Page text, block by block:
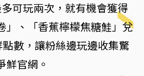
可玩兩次，就有機會獲得
」、「香蕉檸檬焦糖鮭」兌
數，讓粉絲邊玩邊收集驚
鮮官網。